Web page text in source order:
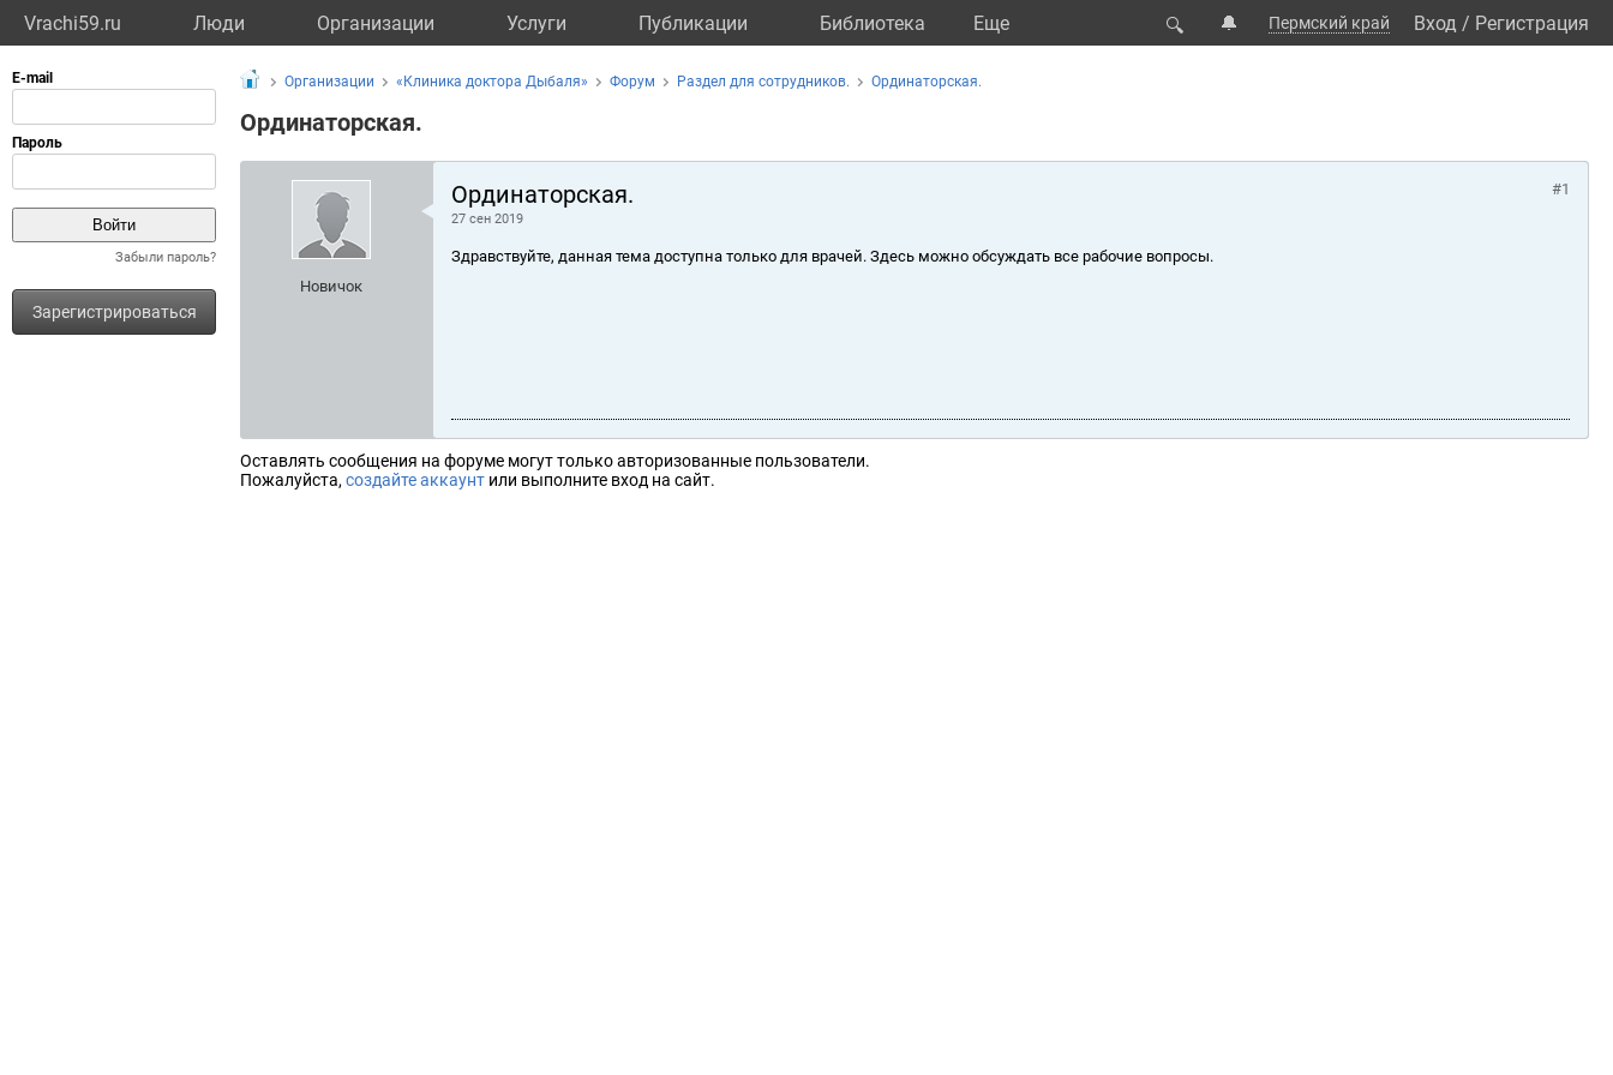
Vrachi59.ru Люди Организации Услуги Публикации Библиотека Eще 🔍 🔔 Пермский край Вход / Регистрация
Забыли пароль?
Зарегистрироваться
Организации «Клиника доктора Дыбаля» Форум Раздел для сотрудников. Ординаторская.
Ординаторская.
Новичок
Ординаторская.
27 сен 2019
#1
Здравствуйте, данная тема доступна только для врачей. Здесь можно обсуждать все рабочие вопросы.
Оставлять сообщения на форуме могут только авторизованные пользователи.
Пожалуйста, создайте аккаунт или выполните вход на сайт.